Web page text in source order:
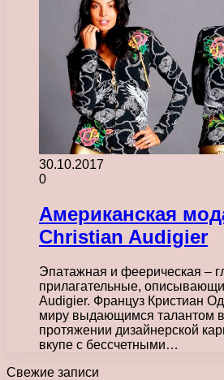
30.10.2017
0
Американская
Christian Audigier
Эпатажная и феерическая –
прилагательные,
Audigier. Француз Кристиан
миру выдающимся талантом
протяжении дизайнерской
вкупе с бессчетными…
Свежие записи